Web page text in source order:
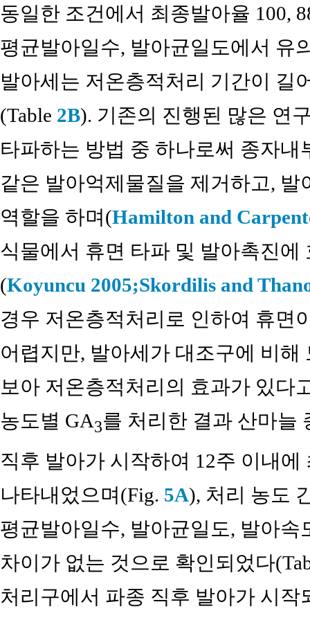
동일한 조건에서 최종발아율 100,
평균발아일수, 발아균일도에서 유
발아세는 저온층적처리 기간이 길
(Table 2B). 기존의 진행된 많은 연
타파하는 방법 중 하나로써 종자내
같은 발아억제물질을 제거하고,
역할을 하며(Hamilton and
식물에서 휴면 타파 및 발아촉진
(Koyuncu 2005;Skordilis and
경우 저온층적처리로 인하여 휴면
어렵지만, 발아세가 대조구에 비
보아 저온층적처리의 효과가 있다
농도별 GA3를 처리한 결과 산마늘
직후 발아가 시작하여 12주 이내에
나타내었으며(Fig. 5A), 처리 농도
평균발아일수, 발아균일도, 발아속
차이가 없는 것으로 확인되었다
처리구에서 파종 직후 발아가 시